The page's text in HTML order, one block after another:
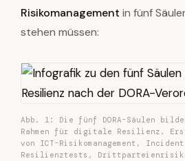
Risikomanagement in fünf
stehen müssen:
Abb. 1: Die fünf DORA-Säulen
Rahmen für digitale Resilienz. Erst
von ICT-Risikomanagement, Incident
Resilienztests,